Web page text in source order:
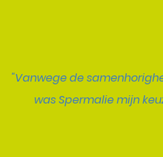
"Vanwege de
was Spermalie mijn